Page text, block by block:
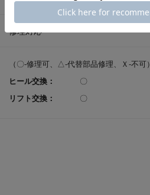
修理対応
（〇-修理可、△-代替部品修理、Ｘ-不可）
ヒール交換：
〇
リフト交換：
〇